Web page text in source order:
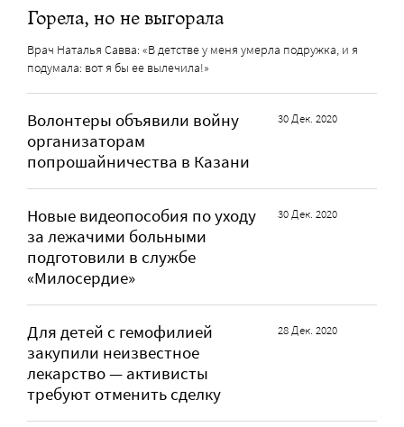
Горела, но не выгорала
Врач Наталья Савва: «В детстве у меня умерла подружка, и я
подумала: вот я бы ее вылечила!»
Волонтеры объявили войну
организаторам
попрошайничества в Казани
30 Дек. 2020
Новые видеопособия по уходу
за лежачими больными
подготовили в службе
«Милосердие»
30 Дек. 2020
Для детей с гемофилией
закупили неизвестное
лекарство — активисты
требуют отменить сделку
28 Дек. 2020